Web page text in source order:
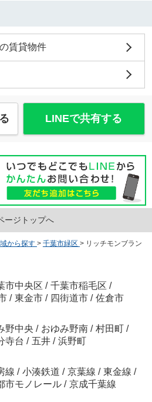
賃貸物件
LINEで共有する
ージトップへ
から探す > 千葉市緑区 > リッチモンブラン
市中央区 / 千葉市稲毛区 /
/ 東金市 / 四街道市 / 佐倉市
野中央 / おゆみ野南 / 村田町 /
寺台 / 五井 / 浜野町
線 / 小湊鉄道 / 京葉線 / 東金線 /
市モノレール / 京成千葉線